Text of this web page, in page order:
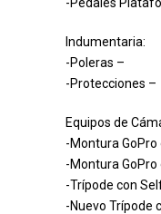
Indumentaria:
-Poleras –
-Protecciones –
Equipos de
-Montura
-Montura GoPro
-Trípode con
-Nuevo Trípode